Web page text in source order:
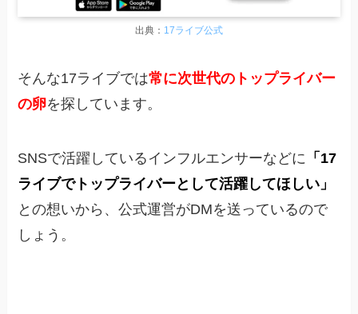
出典： 17ライブ公式
そんな17ライブでは常に次世代のトップライバー
の卵を探しています。
SNSで活躍しているインフルエンサーなどに 「17
ライブでトップライバーとして活躍してほしい」
との想いから、公式運営がDMを送っているので
しょう。